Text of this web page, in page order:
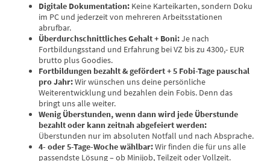
Digitale Dokumentation: Keine Karteikarten, sondern Doku
im PC und jederzeit von mehreren Arbeitsstationen
abrufbar.
Überdurchschnittliches Gehalt + Boni:Je nach
Fortbildungsstand und Erfahrung bei VZ bis zu 4300,- EUR
brutto plus Goodies.
Fortbildungen bezahlt & gefördert + 5 Fobi-Tage pauschal
pro Jahr:Wir wünschen uns deine persönliche
Weiterentwicklung und bezahlen dein Fobis. Denn das
bringt uns alle weiter.
Wenig Überstunden, wenn dann wird jede Überstunde
bezahlt oder kann zeitnah abgefeiert werden:
Überstunden nur im absoluten Notfall und nach Absprache.
4- oder 5-Tage-Woche wählbar:Wir finden die für uns alle
passendste Lösung – ob Minijob, Teilzeit oder Vollzeit.